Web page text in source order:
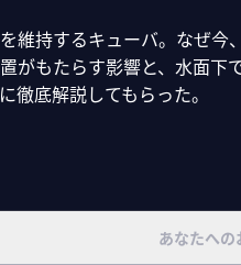
維持するキューバ。なぜ今
がもたらす影響と、水面下
底解説してもらった。
あなたへの